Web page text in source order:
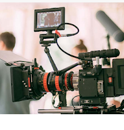
CONCORSI E LAVORO